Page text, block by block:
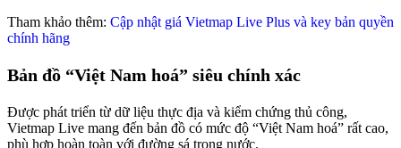
Tham khảo thêm: Cập nhật giá Vietmap Live Plus và key bản quyền
chính hãng
Bản đồ “Việt Nam hoá” siêu chính xác
Được phát triển từ dữ liệu thực địa và kiểm chứng thủ công,
Vietmap Live mang đến bản đồ có mức độ “Việt Nam hoá” rất cao,
phù hợp hoàn toàn với đường sá trong nước.